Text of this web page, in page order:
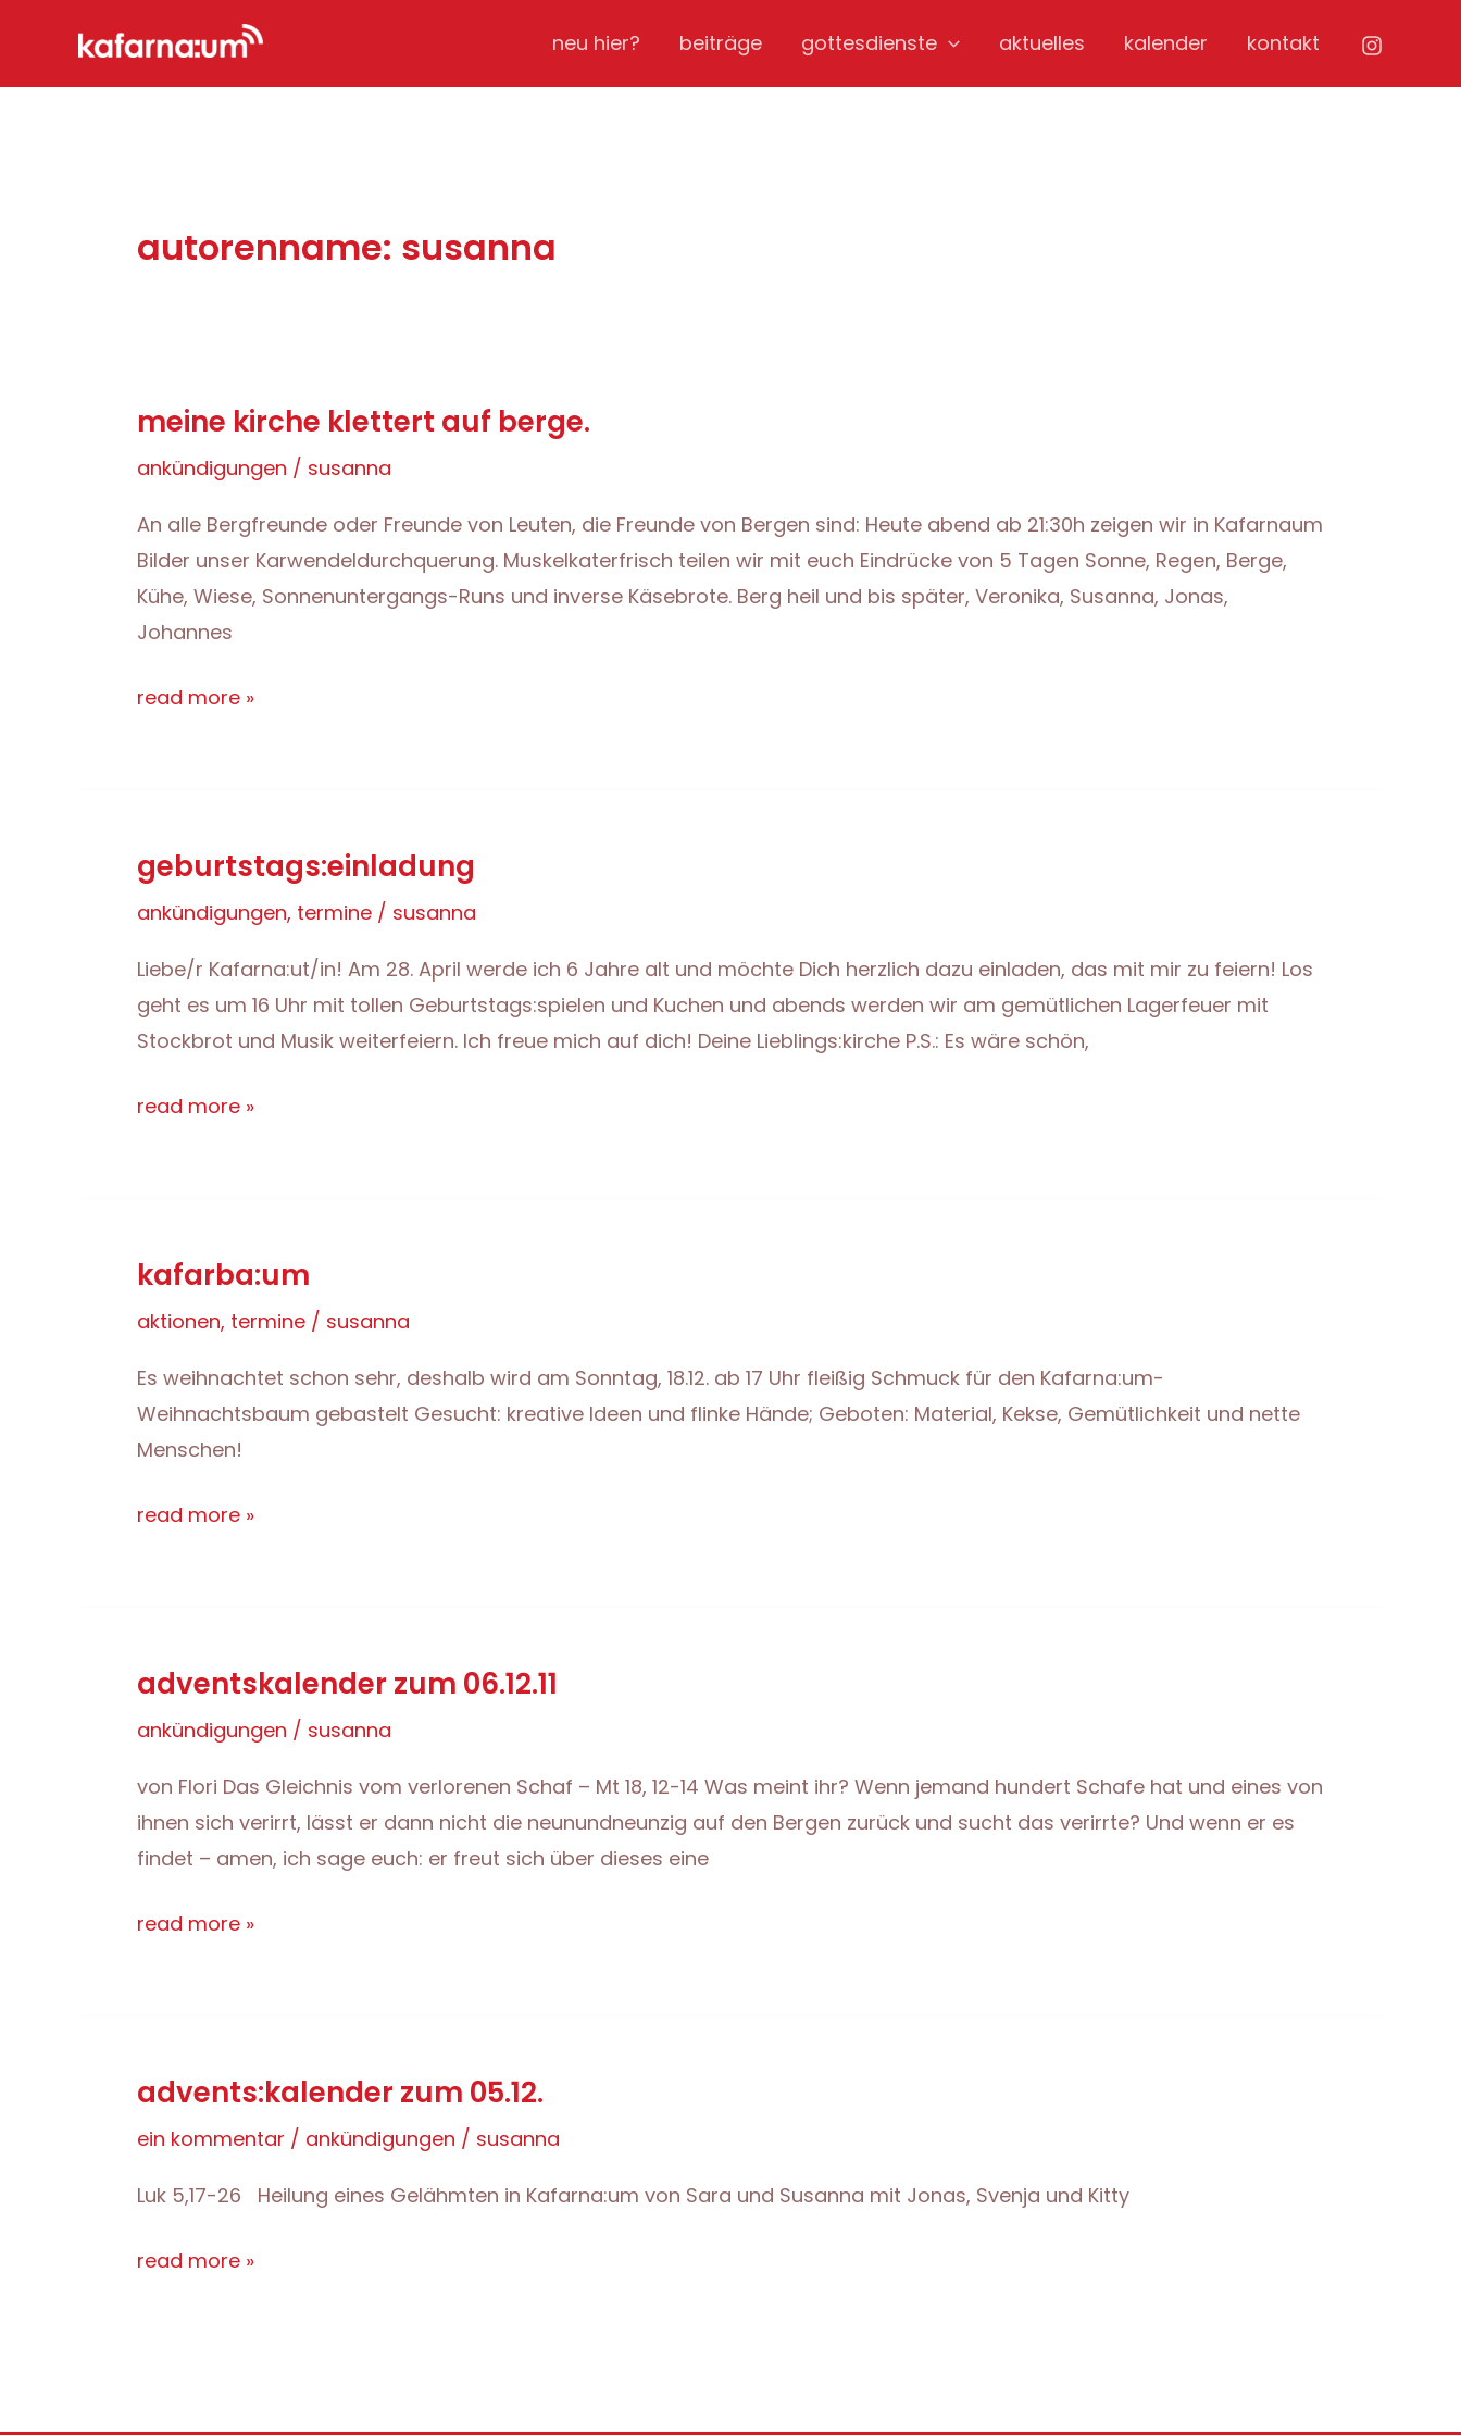
springen
neu hier? beiträge gottesdienste aktuelles kalender kontakt
autorenname: susanna
meine kirche klettert auf berge.
ankündigungen / susanna
An alle Bergfreunde oder Freunde von Leuten, die Freunde von Bergen sind: Heute abend ab 21:30h zeigen wir in Kafarnaum
Bilder unser Karwendeldurchquerung. Muskelkaterfrisch teilen wir mit euch Eindrücke von 5 Tagen Sonne, Regen, Berge,
Kühe, Wiese, Sonnenuntergangs-Runs und inverse Käsebrote. Berg heil und bis später, Veronika, Susanna, Jonas,
Johannes
meine
read more »
geburtstags:einladung
ankündigungen, termine / susanna
Liebe/r Kafarna:ut/in! Am 28. April werde ich 6 Jahre alt und möchte Dich herzlich dazu einladen, das mit mir zu feiern! Los
geht es um 16 Uhr mit tollen Geburtstags:spielen und Kuchen und abends werden wir am gemütlichen Lagerfeuer mit
Stockbrot und Musik weiterfeiern. Ich freue mich auf dich! Deine Lieblings:kirche P.S.: Es wäre schön,
geburtstags:einladung
read more »
kafarba:um
aktionen, termine / susanna
Es weihnachtet schon sehr, deshalb wird am Sonntag, 18.12. ab 17 Uhr fleißig Schmuck für den Kafarna:um-
Weihnachtsbaum gebastelt Gesucht: kreative Ideen und flinke Hände; Geboten: Material, Kekse, Gemütlichkeit und nette
Menschen!
kafarba:um
read more »
adventskalender zum 06.12.11
ankündigungen / susanna
von Flori Das Gleichnis vom verlorenen Schaf – Mt 18, 12-14 Was meint ihr? Wenn jemand hundert Schafe hat und eines von
ihnen sich verirrt, lässt er dann nicht die neunundneunzig auf den Bergen zurück und sucht das verirrte? Und wenn er es
findet – amen, ich sage euch: er freut sich über dieses eine
adventskalender
read more »
advents:kalender zum 05.12.
ein kommentar / ankündigungen / susanna
Luk 5,17-26 Heilung eines Gelähmten in Kafarna:um von Sara und Susanna mit Jonas, Svenja und Kitty
advents:kalender
read more »